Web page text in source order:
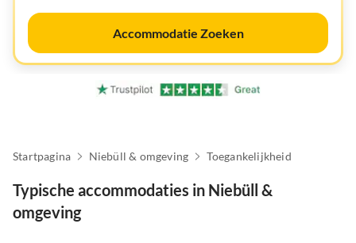
Accommodatie Zoeken
Startpagina Niebüll & omgeving Toegankelijkheid
Typische accommodaties in Niebüll &
omgeving